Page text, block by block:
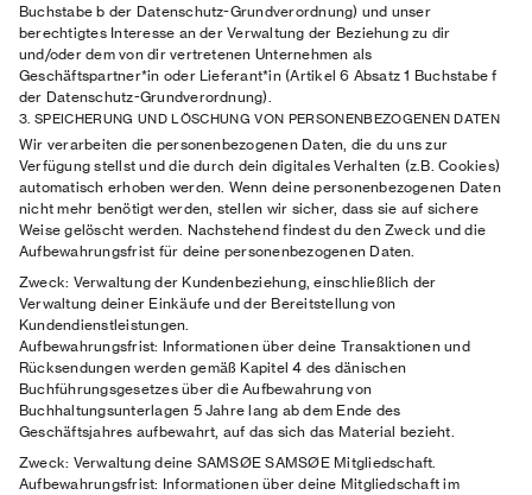
Buchstabe b der Datenschutz-Grundverordnung) und unser
berechtigtes Interesse an der Verwaltung der Beziehung zu dir
und/oder dem von dir vertretenen Unternehmen als
Geschäftspartner*in oder Lieferant*in (Artikel 6 Absatz 1 Buchstabe f
der Datenschutz-Grundverordnung).
3. SPEICHERUNG UND LÖSCHUNG VON PERSONENBEZOGENEN DATEN
Wir verarbeiten die personenbezogenen Daten, die du uns zur
Verfügung stellst und die durch dein digitales Verhalten (z.B. Cookies)
automatisch erhoben werden. Wenn deine personenbezogenen Daten
nicht mehr benötigt werden, stellen wir sicher, dass sie auf sichere
Weise gelöscht werden. Nachstehend findest du den Zweck und die
Aufbewahrungsfrist für deine personenbezogenen Daten.
Zweck: Verwaltung der Kundenbeziehung, einschließlich der
Verwaltung deiner Einkäufe und der Bereitstellung von
Kundendienstleistungen.
Aufbewahrungsfrist: Informationen über deine Transaktionen und
Rücksendungen werden gemäß Kapitel 4 des dänischen
Buchführungsgesetzes über die Aufbewahrung von
Buchhaltungsunterlagen 5 Jahre lang ab dem Ende des
Geschäftsjahres aufbewahrt, auf das sich das Material bezieht.
Zweck: Verwaltung deine SAMSØE SAMSØE Mitgliedschaft.
Aufbewahrungsfrist: Informationen über deine Mitgliedschaft im